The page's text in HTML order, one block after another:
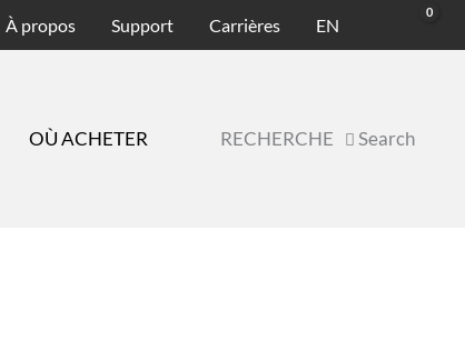
À propos Support Carrières EN
OÙ ACHETER RECHERCHE Search